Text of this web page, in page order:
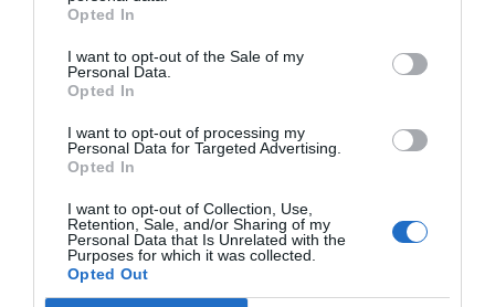
Opted In
I want to opt-out of the Sale of my
Personal Data.
Opted In
I want to opt-out of processing my
Personal Data for Targeted Advertising.
Opted In
I want to opt-out of Collection, Use,
Retention, Sale, and/or Sharing of my
Personal Data that Is Unrelated with the
Purposes for which it was collected.
Opted Out